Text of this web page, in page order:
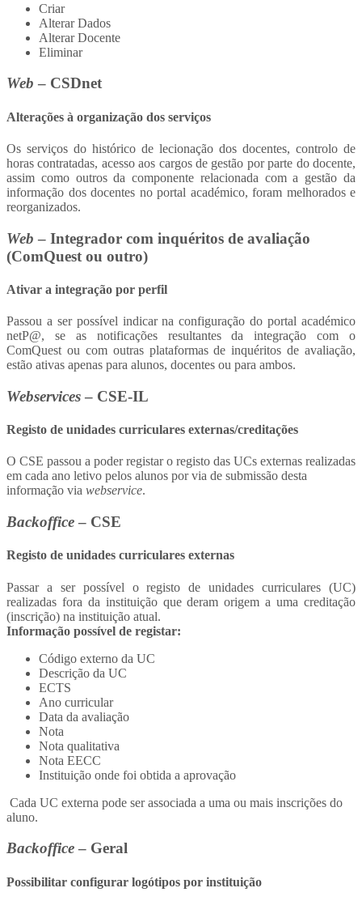
Criar
Alterar Dados
Alterar Docente
Eliminar
Web – CSDnet
Alterações à organização dos serviços
Os serviços do histórico de lecionação dos docentes, controlo de
horas contratadas, acesso aos cargos de gestão por parte do docente,
assim como outros da componente relacionada com a gestão da
informação dos docentes no portal académico, foram melhorados e
reorganizados.
Web – Integrador com inquéritos de avaliação
(ComQuest ou outro)
Ativar a integração por perfil
Passou a ser possível indicar na configuração do portal académico
netP@, se as notificações resultantes da integração com o
ComQuest ou com outras plataformas de inquéritos de avaliação,
estão ativas apenas para alunos, docentes ou para ambos.
Webservices – CSE-IL
Registo de unidades curriculares externas/creditações
O CSE passou a poder registar o registo das UCs externas realizadas
em cada ano letivo pelos alunos por via de submissão desta
informação via webservice.
Backoffice – CSE
Registo de unidades curriculares externas
Passar a ser possível o registo de unidades curriculares (UC)
realizadas fora da instituição que deram origem a uma creditação
(inscrição) na instituição atual.
Informação possível de registar:
Código externo da UC
Descrição da UC
ECTS
Ano curricular
Data da avaliação
Nota
Nota qualitativa
Nota EECC
Instituição onde foi obtida a aprovação
Cada UC externa pode ser associada a uma ou mais inscrições do
aluno.
Backoffice – Geral
Possibilitar configurar logótipos por instituição